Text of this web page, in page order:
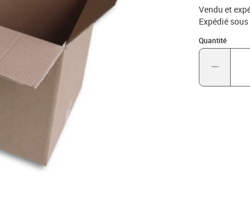
Vendu et
Expédié
Quantité
Quantité : 1